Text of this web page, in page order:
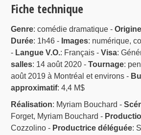
Fiche technique
Genre: comédie dramatique -Origine
Durée: 1h46 - Images: numérique,
- Langue V.O.: Français -Visa:
salles: 14 août 2020 -Tournage:
août 2019 à Montréal et environs -
approximatif: 4,4 M$
Réalisation: Myriam Bouchard -
Forget, Myriam Bouchard -
Cozzolino - Productrice déléguée: